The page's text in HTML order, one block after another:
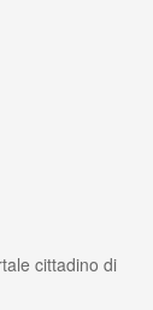
cittadino di